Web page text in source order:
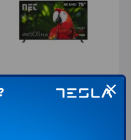
NET 754KUHD 4K UHD
WEBOS